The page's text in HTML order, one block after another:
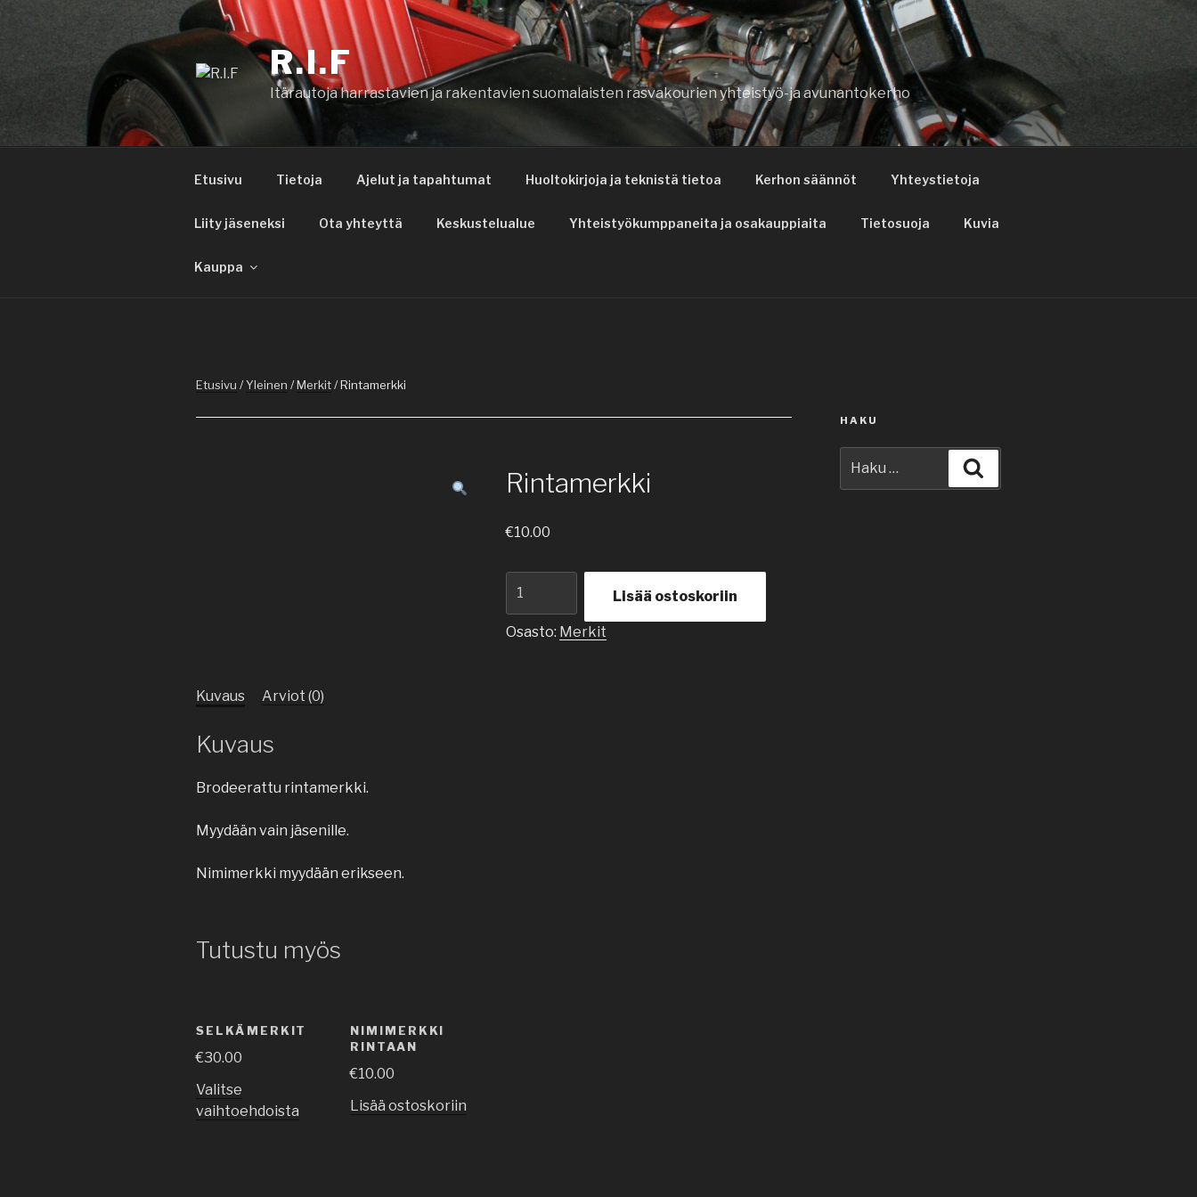
R.I.F
Itärautoja harrastavien ja rakentavien suomalaisten rasvakourien yhteistyö-ja avunantokerho
Etusivu Tietoja Ajelut ja tapahtumat Huoltokirjoja ja teknistä tietoa Kerhon säännöt Yhteystietoja
Liity jäseneksi Ota yhteyttä Keskustelualue Yhteistyökumppaneita ja osakauppiaita Tietosuoja Kuvia
Kauppa
Etusivu /Yleinen /Merkit/ Rintamerkki
Rintamerkki
€10.00
määrä
Lisää ostoskoriin
Osasto: Merkit
Kuvaus Arviot (0)
Kuvaus
Brodeerattu rintamerkki.
Myydään vain jäsenille.
Nimimerkki myydään erikseen.
Tutustu myös
SELKÄMERKIT
€30.00
Valitse
vaihtoehdoista
NIMIMERKKI
RINTAAN
€10.00
Lisää ostoskoriin
HAKU